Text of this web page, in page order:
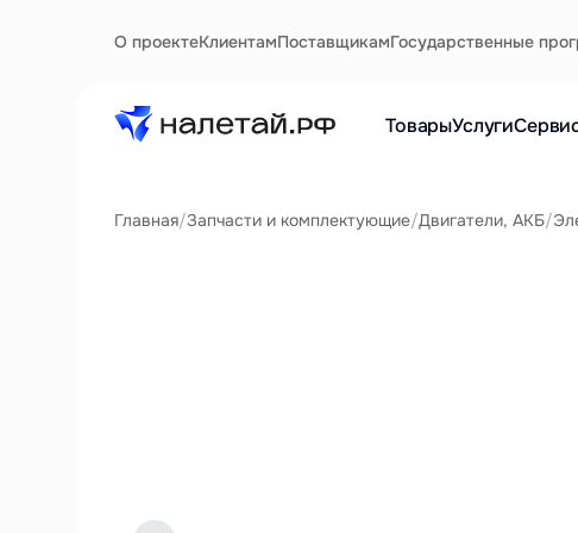
О проектеКлиентамПоставщикамГосударственные
ТоварыУслуги
Главная/Запчасти и комплектующие/Двигатели, АКБ/